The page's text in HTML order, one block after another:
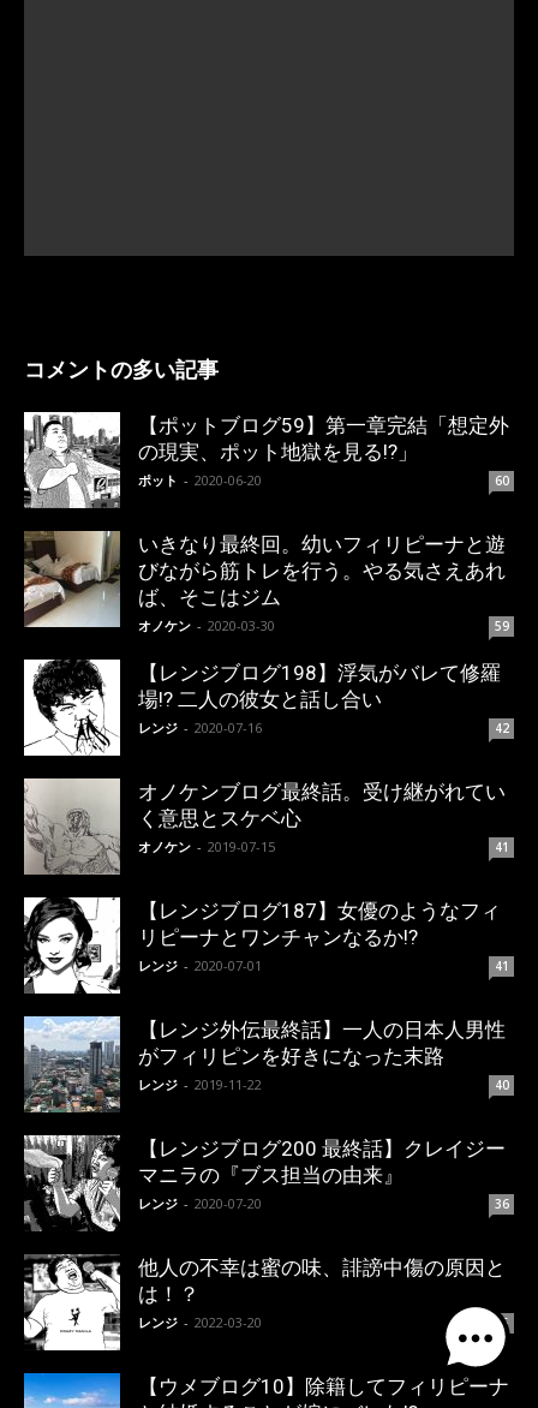
コメントの多い記事
【ポットブログ59】第一章完結「想定外
の現実、ポット地獄を見る!?」
ポット - 2020-06-20 60
いきなり最終回。幼いフィリピーナと遊
びながら筋トレを行う。やる気さえあれ
ば、そこはジム
オノケン - 2020-03-30 59
【レンジブログ198】浮気がバレて修羅
場!? 二人の彼女と話し合い
レンジ - 2020-07-16 42
オノケンブログ最終話。受け継がれてい
く意思とスケベ心
オノケン - 2019-07-15 41
【レンジブログ187】女優のようなフィ
リピーナとワンチャンなるか!?
レンジ - 2020-07-01 41
【レンジ外伝最終話】一人の日本人男性
がフィリピンを好きになった末路
レンジ - 2019-11-22 40
【レンジブログ200 最終話】クレイジー
マニラの『ブス担当の由来』
レンジ - 2020-07-20 36
他人の不幸は蜜の味、誹謗中傷の原因と
は！？
レンジ - 2022-03-20 35
【ウメブログ10】除籍してフィリピーナ